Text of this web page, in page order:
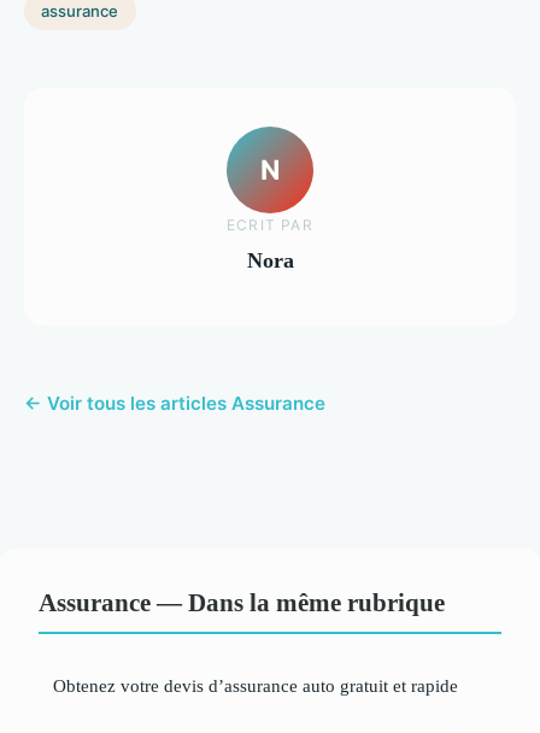
assurance
N
ECRIT PAR
Nora
← Voir tous les articles Assurance
Assurance — Dans la même rubrique
Obtenez votre devis d’assurance auto gratuit et rapide